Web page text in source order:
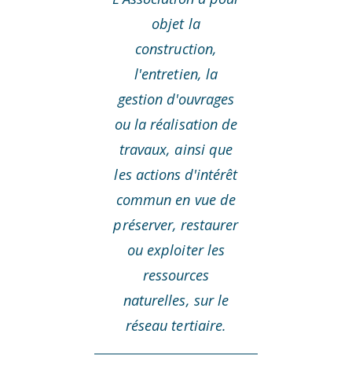
objet la
construction,
l'entretien, la
gestion d'ouvrages
ou la réalisation de
travaux, ainsi que
les actions d'intérêt
commun en vue de
préserver, restaurer
ou exploiter les
ressources
naturelles, sur le
réseau tertiaire.